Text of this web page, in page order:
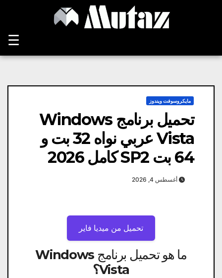
☰
مايكروسوفت ويندوز
تحميل برنامج Windows
Vista عربي نواه 32 بت و
64 بت SP2 كامل 2026
أغسطس 4, 2026
تحميل من ميديا ​​فاير
ما هو تحميل برنامج Windows
Vista؟